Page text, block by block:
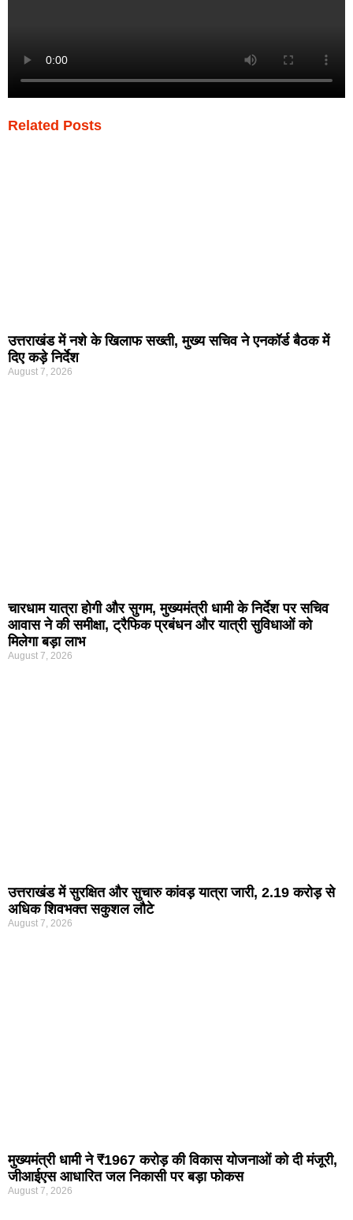
Related Posts
उत्तराखंड में नशे के खिलाफ सख्ती, मुख्य सचिव ने एनकॉर्ड बैठक में
दिए कड़े निर्देश
August 7, 2026
चारधाम यात्रा होगी और सुगम, मुख्यमंत्री धामी के निर्देश पर सचिव
आवास ने की समीक्षा, ट्रैफिक प्रबंधन और यात्री सुविधाओं को
मिलेगा बड़ा लाभ
August 7, 2026
उत्तराखंड में सुरक्षित और सुचारु कांवड़ यात्रा जारी, 2.19 करोड़ से
अधिक शिवभक्त सकुशल लौटे
August 7, 2026
मुख्यमंत्री धामी ने ₹1967 करोड़ की विकास योजनाओं को दी मंजूरी,
जीआईएस आधारित जल निकासी पर बड़ा फोकस
August 7, 2026